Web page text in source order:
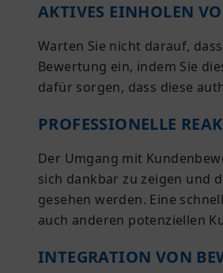
AKTIVES EINHOLEN
Warten Sie nicht darauf,
Bewertung ein, indem Sie
dafür sorgen, dass diese
PROFESSIONELLE
Der Umgang mit
sich dankbar zu zeigen und
gesehen werden. Eine
auch anderen potenziellen
INTEGRATION VON